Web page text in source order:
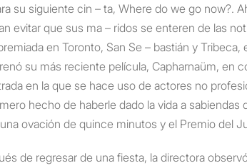
su siguiente cin – ta, Where do we go now?.
evitar que sus ma – ridos se enteren de las
en Toronto, San Se – bastián y
su más reciente película, Capharnaüm, en
en la que se hace uso de actores no
hecho de haberle dado la vida a
ovación de quince minutos y el Premio del
de regresar de una fiesta, la directora